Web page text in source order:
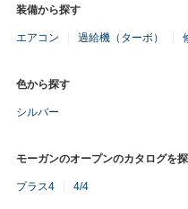
装備から探す
エアコン 過給機（ターボ）
色から探す
シルバー
モーガンのオープンのカタログを
プラス4 4/4